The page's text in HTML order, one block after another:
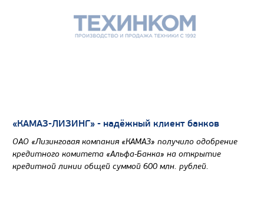
Цена по запросу
«КАМАЗ-ЛИЗИНГ» - надёжный клиент банков
ОАО «Лизинговая компания «КАМАЗ» получило одобрение
кредитного комитета «Альфа-Банка» на открытие
кредитной линии общей суммой 600 млн. рублей.